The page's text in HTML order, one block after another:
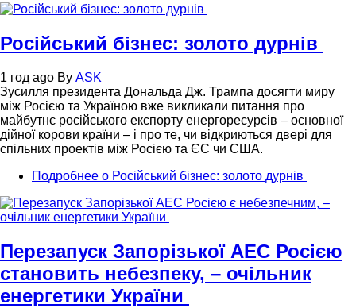
Російський бізнес: золото дурнів
1 год ago By ASK
Зусилля президента Дональда Дж. Трампа досягти миру
між Росією та Україною вже викликали питання про
майбутнє російського експорту енергоресурсів – основної
дійної корови країни – і про те, чи відкриються двері для
спільних проектів між Росією та ЄС чи США.
Подробнее о Російський бізнес: золото дурнів
Перезапуск Запорізької АЕС Росією
становить небезпеку, – очільник
енергетики України